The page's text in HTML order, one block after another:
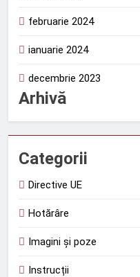
februarie 2024
ianuarie 2024
decembrie 2023
Arhivă
Categorii
Directive UE
Hotărâre
Imagini și poze
Instrucții